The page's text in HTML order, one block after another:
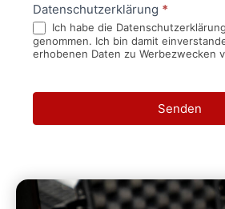
Datenschutzerklärung *
Ich habe die
genommen. Ich bin damit
erhobenen Daten zu Werbezwecken
Senden